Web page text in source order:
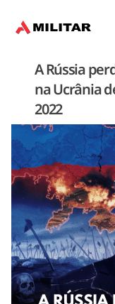
A Rússia
na Ucrânia
2022